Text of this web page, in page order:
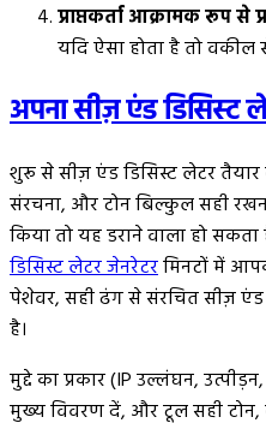
प्राप्तकर्ता आक्रामक रूप से
यदि ऐसा होता है तो वकील
अपना सीज़ एंड डिसिस्ट
शुरू से सीज़ एंड डिसिस्ट लेटर
संरचना, और टोन बिल्कुल सही
किया तो यह डराने वाला हो सकता
डिसिस्ट लेटर जेनरेटरमिनटों में
पेशेवर, सही ढंग से संरचित सीज़
है।
मुद्दे का प्रकार (IP उल्लंघन,
मुख्य विवरण दें, और टूल सही